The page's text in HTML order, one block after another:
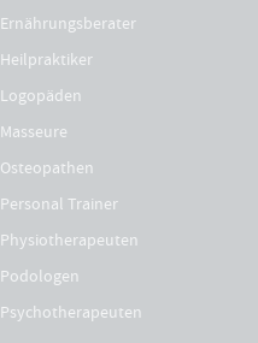
Ernährungsberater
Heilpraktiker
Logopäden
Masseure
Osteopathen
Personal Trainer
Physiotherapeuten
Podologen
Psychotherapeuten